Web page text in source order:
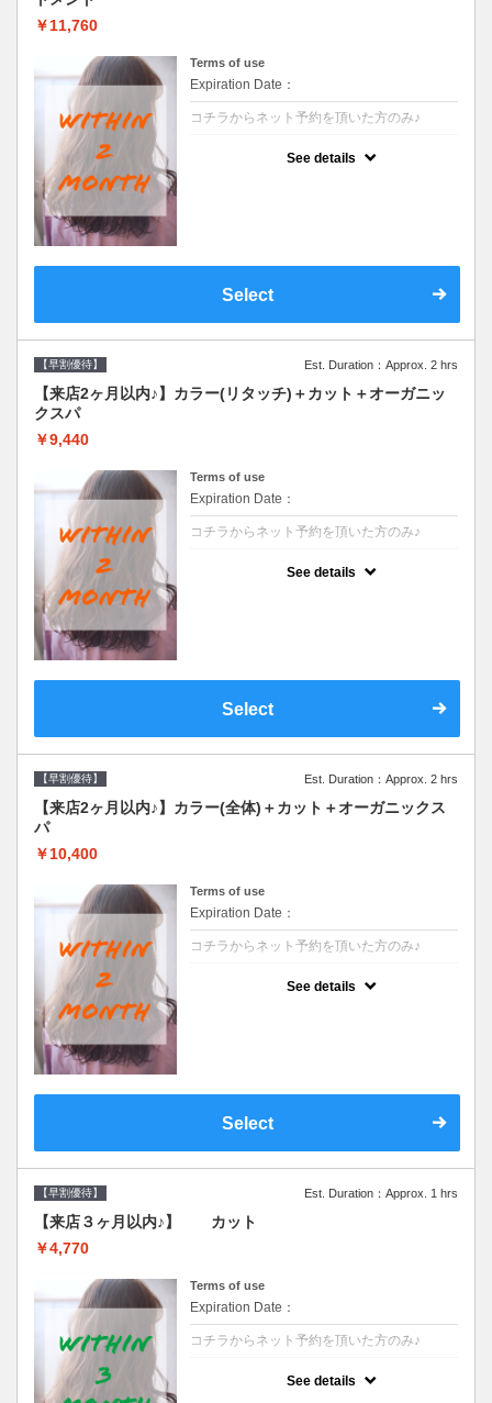
￥11,760
Terms of use
Expiration Date：
コチラからネット予約を頂いた方のみ♪
See details
Select
【早割優待】 Est. Duration：Approx. 2 hrs
【来店2ヶ月以内♪】カラー(リタッチ)＋カット＋オーガニッ
クスパ
￥9,440
Terms of use
Expiration Date：
コチラからネット予約を頂いた方のみ♪
See details
Select
【早割優待】 Est. Duration：Approx. 2 hrs
【来店2ヶ月以内♪】カラー(全体)＋カット＋オーガニックス
パ
￥10,400
Terms of use
Expiration Date：
コチラからネット予約を頂いた方のみ♪
See details
Select
【早割優待】 Est. Duration：Approx. 1 hrs
【来店３ヶ月以内♪】 カット
￥4,770
Terms of use
Expiration Date：
コチラからネット予約を頂いた方のみ♪
See details